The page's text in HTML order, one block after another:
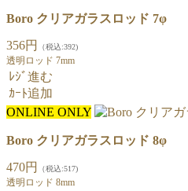
Boro クリアガラスロッド 7φ
356円 （税込:392)
透明ロッド 7mm
ﾚｼﾞ進む
ｶｰﾄ追加
ONLINE ONLY
Boro クリアガラスロッド 8φ
470円 （税込:517)
透明ロッド 8mm